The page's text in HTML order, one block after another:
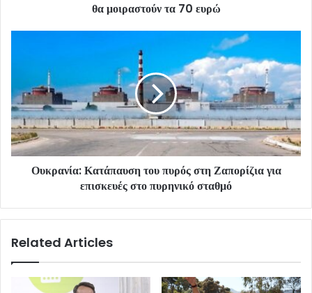
θα μοιραστούν τα 70 ευρώ
Ουκρανία: Κατάπαυση του πυρός στη Ζαπορίζια για
επισκευές στο πυρηνικό σταθμό
Related Articles